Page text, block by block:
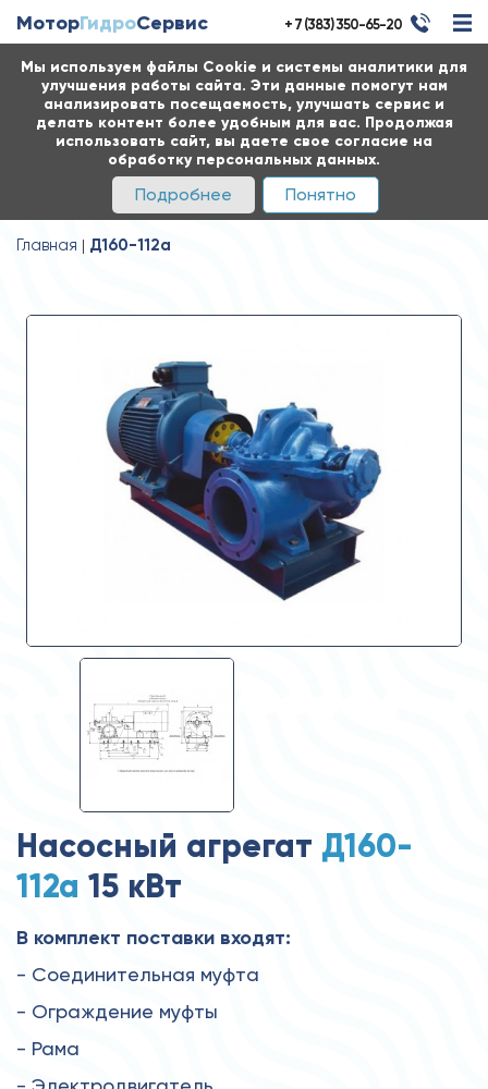
Мы используем файлы Cookie и системы аналитики для
улучшения работы сайта. Эти данные помогут нам
анализировать посещаемость, улучшать сервис и
делать контент более удобным для вас. Продолжая
использовать сайт, вы даете свое согласие на
обработку персональных данных.
Подробнее Понятно
МоторГидроСервис + 7 (383) 350-65-20
Главная Д160-112а
Насосный агрегат Д160-
112а 15 кВт
В комплект поставки входят:
- Соединительная муфта
- Ограждение муфты
- Рама